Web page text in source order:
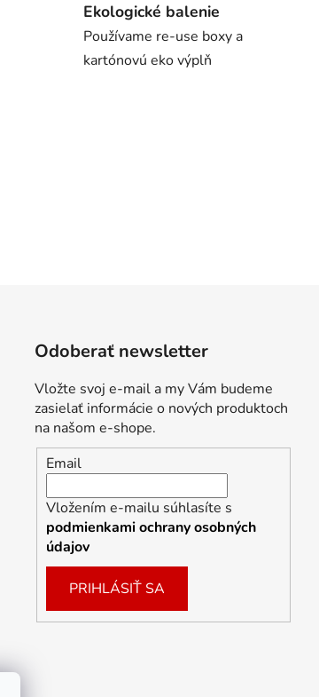
Ekologické balenie
Používame re-use boxy a
kartónovú eko výplň
Odoberať newsletter
Vložte svoj e-mail a my Vám budeme
zasielať informácie o nových produktoch
na našom e-shope.
Email
Vložením e-mailu súhlasíte s
podmienkami ochrany osobných
údajov
PRIHLÁSIŤ SA